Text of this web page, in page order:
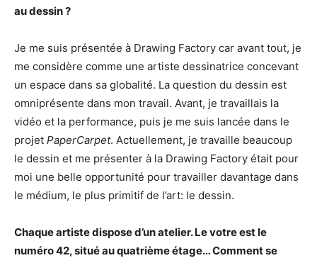
au dessin ?
Je me suis présentée à Drawing Factory car avant tout, je
me considère comme une artiste dessinatrice concevant
un espace dans sa globalité. La question du dessin est
omniprésente dans mon travail. Avant, je travaillais la
vidéo et la performance, puis je me suis lancée dans le
projet PaperCarpet. Actuellement, je travaille beaucoup
le dessin et me présenter à la Drawing Factory était pour
moi une belle opportunité pour travailler davantage dans
le médium, le plus primitif de l’art: le dessin.
Chaque artiste dispose d’un atelier. Le votre est le
numéro 42, situé au quatrième étage… Comment se